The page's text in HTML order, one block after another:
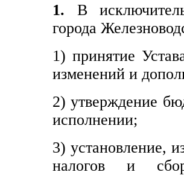
1. В
города
1) принятие
изменений и
2) утверждение
исполнении;
3) установление,
налогов и